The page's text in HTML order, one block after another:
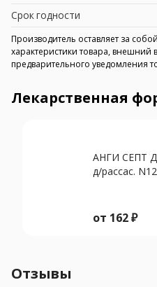
Срок годности
Производитель оставляет за
характеристики товара, внешний
предварительного уведомления
Лекарственная
АНГИ СЕПТ
д/рассас.
от 162₽
Отзывы